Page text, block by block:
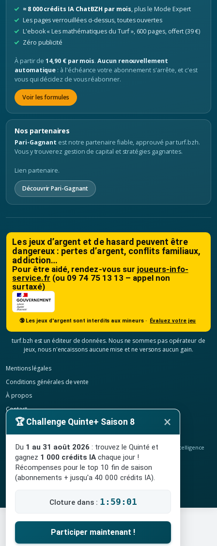
≈ 8 000 crédits IA ChatBZH par mois, plus le Mode Expert
Les pages verrouillées ci-dessus, toutes ouvertes
L'ebook « Les mathématiques du Turf », 600 pages, offert (39 €)
Zéro publicité
À partir de14,90 € par mois.Aucun renouvellement
automatique : à l'échéance votre abonnement s'arrête, et c'est
vous qui décidez de vous réabonner.
Voir les formules
Nos partenaires
Pari-Gagnant est notre partenaire fiable, approuvé par turf.bzh.
Vous y trouverez gestion de capital et stratégies gagnantes.
Lien partenaire.
Découvrir Pari-Gagnant
Les jeux d’argent et de hasard peuvent être
dangereux : pertes d’argent, conflits familiaux,
addiction…
Pour être aidé, rendez-vous sur joueurs-info-
service.fr (ou 09 74 75 13 13 – appel non
surtaxé)
🔞 Les jeux d'argent sont interdits aux mineurs · Évaluez votre jeu
turf.bzh est un éditeur de données. Nous ne sommes pas opérateur de
jeux, nous n'encaissons aucune mise et ne versons aucun gain.
Mentions légales
Conditions générales de vente
À propos
Contact
Confidentialité
Résilier mon abonnement
© 2020-2026 TURF.bzh, analyses hippiques, classement ELO et intelligence
artificielle.
Site indépendant, sans lien avec le PMU. Jeu interdit aux mineurs.
🏆 Challenge Quinte+ Saison 8 ×
Du 1 au 31 août 2026 : trouvez le Quinté et
gagnez 1 000 crédits IA chaque jour !
Récompenses pour le top 10 fin de saison
(abonnements + jusqu'a 40 000 crédits IA).
Cloture dans : 1:59:00
Participer maintenant !